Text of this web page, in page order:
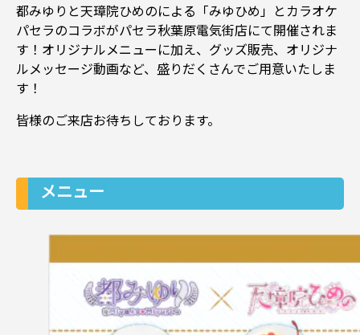
都みゆりと天璋院ひめのによる「みゆひめ」とカラオケ
パセラのコラボがパセラ秋葉原電気街店にて開催されま
す！オリジナルメニューに加え、グッズ販売、オリジナ
ルメッセージ動画など、盛りだくさんでご用意いたしま
す！
皆様のご来店お待ちしております。
メニュー